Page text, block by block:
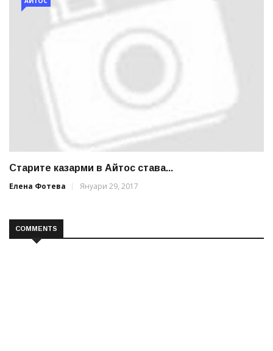
Старите казарми в Айтос става...
Елена Фотева
Януари 29, 2017
COMMENTS